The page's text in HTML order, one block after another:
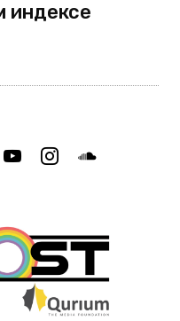
индексе
youtubeinstagramsoundcloud